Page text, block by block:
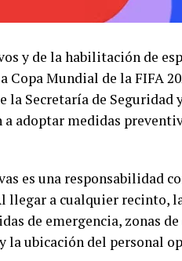
y de la habilitación de
Copa Mundial de la FIFA
la Secretaría de Seguridad
a adoptar medidas
es una responsabilidad
a cualquier recinto,
de emergencia, zonas
la ubicación del personal